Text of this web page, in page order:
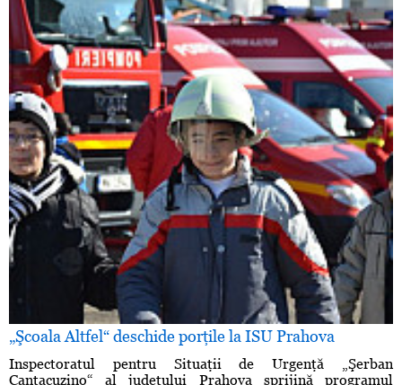
„Şcoala Altfel“ deschide porţile la ISU Prahova
Inspectoratul pentru Situaţii de Urgenţă „Şerban
Cantacuzino“ al judeţului Prahova sprijină programul